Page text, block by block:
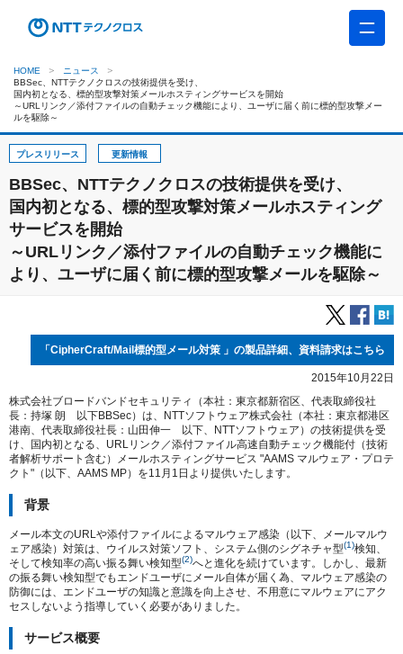
HOME
ニュース
BBSec、NTTテクノクロスの技術提供を受け、
国内初となる、標的型攻撃対策メールホスティングサービスを開始
～URLリンク／添付ファイルの自動チェック機能により、ユーザに届く前に標的型攻撃メー
ルを駆除～
プレスリリース 更新情報
BBSec、NTTテクノクロスの技術提供を受け、
国内初となる、標的型攻撃対策メールホスティング
サービスを開始
～URLリンク／添付ファイルの自動チェック機能に
より、ユーザに届く前に標的型攻撃メールを駆除～
「CipherCraft/Mail標的型メール対策 」の製品詳細、資料請求はこちら
2015年10月22日
株式会社ブロードバンドセキュリティ（本社：東京都新宿区、代表取締役社
長：持塚 朗 以下BBSec）は、NTTソフトウェア株式会社（本社：東京都港区
港南、代表取締役社長：山田伸一 以下、NTTソフトウェア）の技術提供を受
け、国内初となる、URLリンク／添付ファイル高速自動チェック機能付（技術
者解析サポート含む）メールホスティングサービス "AAMS マルウェア・プロテ
クト"（以下、AAMS MP）を11月1日より提供いたします。
背景
メール本文のURLや添付ファイルによるマルウェア感染（以下、メールマルウ
ェア感染）対策は、ウイルス対策ソフト、システム側のシグネチャ型(1)検知、
そして検知率の高い振る舞い検知型(2)へと進化を続けています。しかし、最新
の振る舞い検知型でもエンドユーザにメール自体が届く為、マルウェア感染の
防御には、エンドユーザの知識と意識を向上させ、不用意にマルウェアにアク
セスしないよう指導していく必要がありました。
サービス概要